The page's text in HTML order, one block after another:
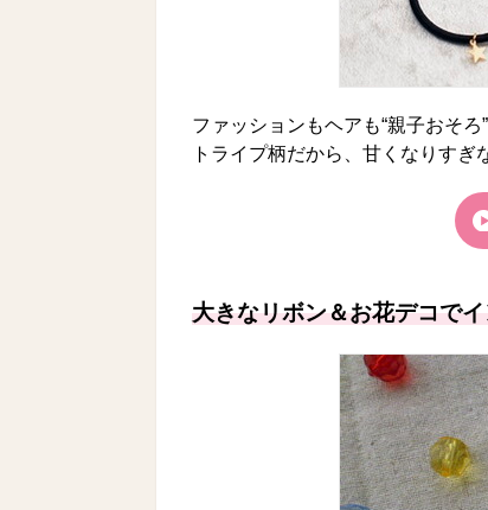
ファッションもヘアも“親子おそ
トライプ柄だから、甘くなりすぎ
大きなリボン＆お花デコで